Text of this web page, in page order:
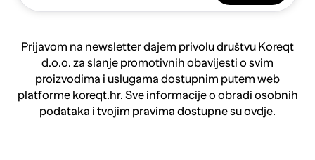
Prijavom na newsletter dajem privolu društvu Koreqt
d.o.o. za slanje promotivnih obavijesti o svim
proizvodima i uslugama dostupnim putem web
platforme koreqt.hr. Sve informacije o obradi osobnih
podataka i tvojim pravima dostupne suovdje.